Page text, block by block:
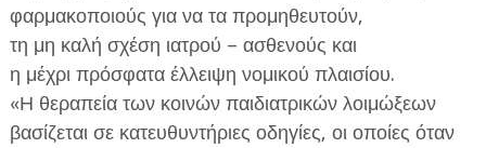
φαρμακοποιούς για να τα προμηθευτούν,
τη μη καλή σχέση ιατρού – ασθενούς και
η μέχρι πρόσφατα έλλειψη νομικού πλαισίου.
«Η θεραπεία των κοινών παιδιατρικών λοιμώξεων
βασίζεται σε κατευθυντήριες οδηγίες, οι οποίες όταν